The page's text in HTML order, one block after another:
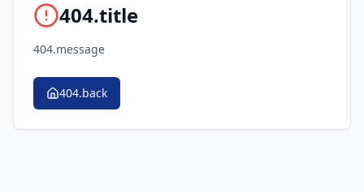
404.title
404.message
404.back